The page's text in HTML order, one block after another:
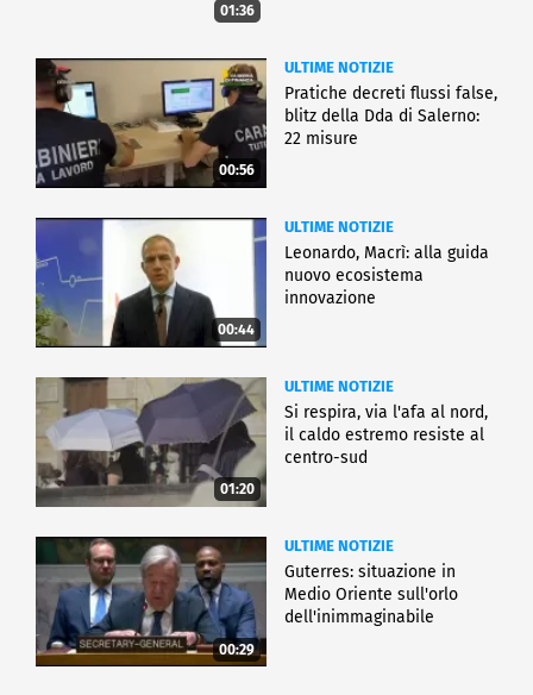
01:36
00:56
ULTIME NOTIZIE
Pratiche decreti flussi false,
blitz della Dda di Salerno:
22 misure
00:44
ULTIME NOTIZIE
Leonardo, Macrì: alla guida
nuovo ecosistema
innovazione
01:20
ULTIME NOTIZIE
Si respira, via l'afa al nord,
il caldo estremo resiste al
centro-sud
00:29
ULTIME NOTIZIE
Guterres: situazione in
Medio Oriente sull'orlo
dell'inimmaginabile